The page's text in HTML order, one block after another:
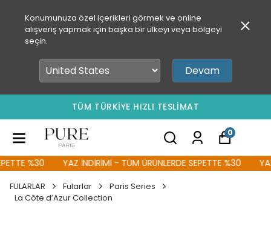
Konumunuza özel içerikleri görmek ve online
alışveriş yapmak için başka bir ülkeyi veya bölgeyi
seçin.
Devam
TÜM TÜRKİYE HIZLI TESLİMAT
0
%30 YAZ İNDİRİMİ - TÜM ÜRÜNLERDE SEPETTE %30 YAZ
FULARLAR Fularlar
Paris Series
La Côte d’Azur Collection